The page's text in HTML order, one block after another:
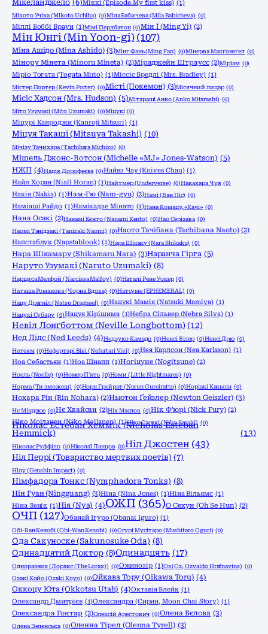
Мікеланджело (6)Міккі (Episode.My first kiss) (1)
Мікото Учіха (Mikoto Uchiha) (0)Міла Бабичева (Mila Babicheva) (0)
Міллі Боббі Браун (1)Мімі Перлбатон (0)Мін Ї (Ming Yi) (2)
Мін Юнгі (Min Yoon-gi) (107)
Міна Ашідо (Mina Ashido) (3)Мінг Фань (Ming Fan) (0)Мінерва Макґонеґел (0)
Мінору Мінета (Minoru Mineta) (2)Міраджейн Штраусс (2)Міріам (0)
Міріо Тогата (Togata Mirio) (1)Міссіс Бредлі (Mrs. Bradley) (1)
Містер Портер (Kevin Porter) (0)Місті (Покемон) (3)Місячний лицар (0)
Місіс Хадсон (Mrs. Hudson) (5)Мітараші Анко (Anko Mitarashi) (0)
Міто Узумакі (Mito Uzumaki) (0)Міцукі (0)
Міцурі Канроджи (Kanroji Mitsuri) (1)
Міцуя Такаші (Mitsuya Takashi) (10)
Мічізу Тачихара (Tachihara Michizo) (0)
Мішель Джонс-Вотсон (Michelle «MJ» Jones-Watson) (5)
НЖП (4)Надія Дорофеєва (0)Найвз Чау (Knives Chau) (1)
Найл Хоран (Niall Horan) (1)Найтмер (Underverse) (0)Накахара Чуя (0)
Накія (Nakia) (1)Нам-Гю (Nam-gyu) (2)Намі (Ван Піс) (0)
Наміаші Райдо (1)Намікадзе Мінато (1)Нана Комацу, «Хачі» (0)
Нана Осакі (2)Нанамі Кєнто (Nanami Kento) (0)Нао Серізава (0)
Наомі Танідзакі (Tanizaki Naomi) (0)Наото Тачібана (Tachibana Naoto) (2)
Напстаблук (Napstablook) (1)Нара Шікаку (Nara Shikaku) (0)
Нара Шікамару (Shikamaru Nara) (3)Наранча Гірга (5)
Наруто Узумакі (Naruto Uzumaki) (8)
Нарциса Мелфой (Narcissa Malfoy) (0)Наталі Рене Уокер (0)
Наташа Романова (Чорна Вдова) (0)Натсуме (EPHEMERAL) (0)
Нацу Драгніл (Natsu Dragneel) (0)Нацукі Мамія (Natsuki Mamiya) (1)
Нацукі Субару (0)Нацуя Кірішима (1)Небра Сільвер (Nebra Silva) (1)
Невіл Лонґботтом (Neville Longbottom) (12)
Нед Лідс (Ned Leeds) (4)Недзуко Камадо (0)Ненсі Вілер (0)Ненсі Дрю (0)
Нетеям (0)Нефертарі Віві (Nefertari Vivi) (0)Нея Карлсон (Nea Karlsson) (1)
Ноа Себастьян (1)Ноа Шнапп (1)Ногіцуне (Nogitsune) (2)
Ноель (Noelle) (0)Номер П'ять (0)Номи (Little Nightmares) (0)
Норма (Ти зможеш) (0)Норн Грейрат (Norun Gureiratto) (0)Норіакі Какьоін (0)
Нохара Рін (Rin Nohara) (2)Ньютон Ґейзлер (Newton Geiszler) (3)
Нє Міндзюе (0)Нє Хвайсан (2)Нік Маслов (0)Нік Ф'юрі (Nick Fury) (2)
Ніко Моіланен (Niko Moilanen) (1)Ніко Сасакі (Niko Sasaki) (0)
Ніколас Естебан Хеммік (Nicholas Esteban
Hemmick)
(13)
Ніколас Руффіло (0)Ніколаї Ланцов (0)Ніл Джостен (43)
Ніл Перрі (Товариство мертвих поетів) (7)
Нілу (Genshin Impact) (0)
Німфадора Тонкс (Nymphadora Tonks) (8)
Нін Гуан (Ningguang) (3)Ніна (Nina Jones) (1)Ніна Вільямс (1)
Ніна Зенік (1)Нія (Nya) (4)ОЖП (365)О Сехун (Oh Se Hun) (2)
ОЧП (127)Обанай Ігуро (Obanai Iguro) (1)
Обі-Ван Кенобі (Obi-Wan Kenobi) (0)Огурі Мусітаро (Mushitaro Oguri) (0)
Ода Сакуноске (Sakunosuke Oda) (8)
Одинадцятий Доктор (8)Одинадцять (17)
Одноразник (Лоракс (The Lorax)) (0)Ожинозір (1)Оз (Oz, Ozvaldo Hrafnavins) (0)
Озакі Койо (Ozaki Koyo) (0)Ойкава Тору (Oikawa Toru) (4)
Оккоцу Юта (Okkotsu Utah) (4)Октавія Блейк (1)
Олександр Дмитрієв (1)Олександра (Сирин, Moon Chai Story) (1)
Олександра Гонтар (2)Олексій Арестович (0)Олена Бєлова (3)
Олена Зеленська (0)Оленна Тірел (Olenna Tyrell) (3)